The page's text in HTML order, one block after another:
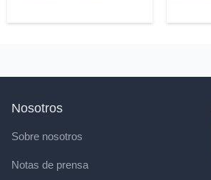
Nosotros
Sobre nosotros
Notas de prensa